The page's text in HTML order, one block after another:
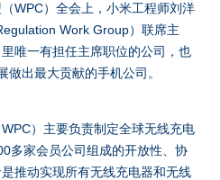
WPC）全会上，小米工程师刘洋
Work Group）联席主
唯一有担任主席职位的公司，也
出最大贡献的手机公司。
）主要负责制定全球无线充电
多家会员公司组成的开放性、协
推动实现所有无线充电器和无线